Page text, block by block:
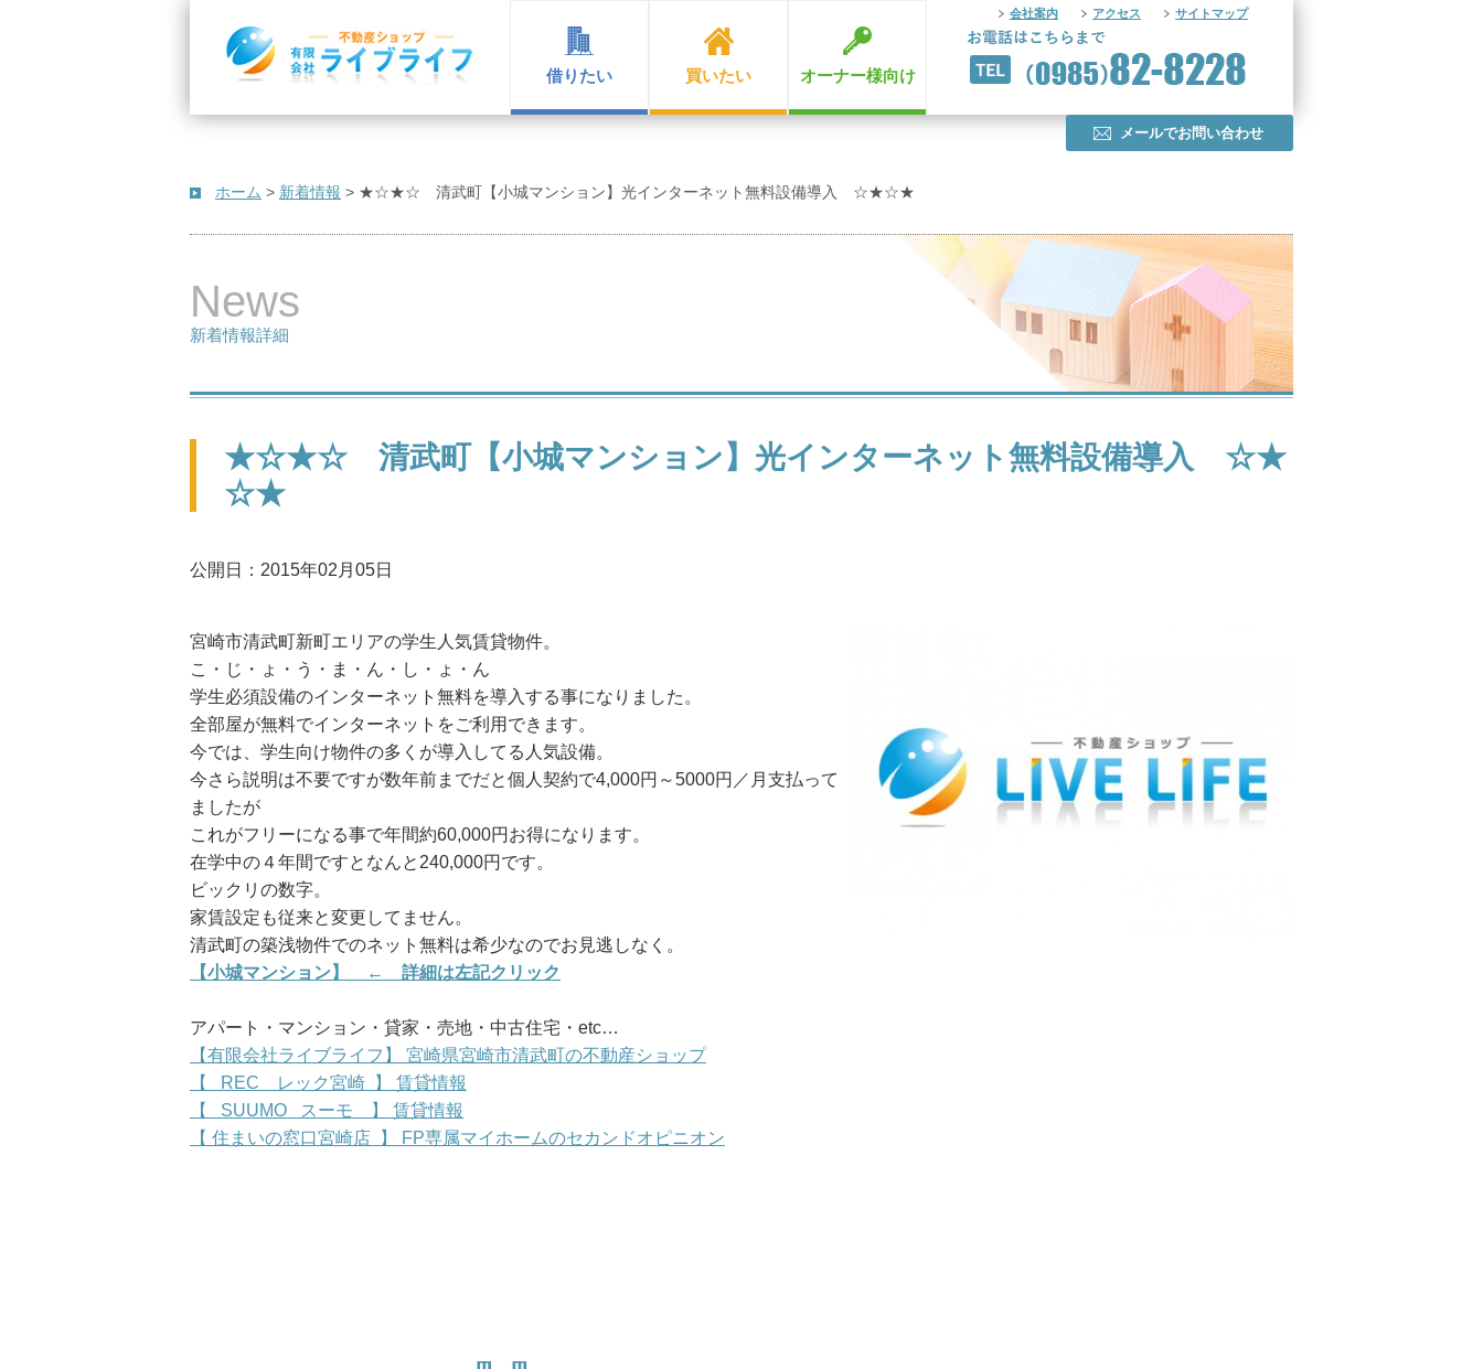
借りたい 買いたい オーナー様向け
会社案内 アクセス サイトマップ
メールでお問い合わせ
ホーム > 新着情報 > ★☆★☆ 清武町【小城マンション】光インターネット無料設備導入 ☆★☆★
News
新着情報詳細
★☆★☆ 清武町【小城マンション】光インターネット無料設備導入 ☆★
☆★
公開日：2015年02月05日
宮崎市清武町新町エリアの学生人気賃貸物件。
こ・じ・ょ・う・ま・ん・し・ょ・ん
学生必須設備のインターネット無料を導入する事になりました。
全部屋が無料でインターネットをご利用できます。
今では、学生向け物件の多くが導入してる人気設備。
今さら説明は不要ですが数年前までだと個人契約で4,000円～5000円／月支払って
ましたが
これがフリーになる事で年間約60,000円お得になります。
在学中の４年間ですとなんと240,000円です。
ビックリの数字。
家賃設定も従来と変更してません。
清武町の築浅物件でのネット無料は希少なのでお見逃しなく。
【小城マンション】 ← 詳細は左記クリック
アパート・マンション・貸家・売地・中古住宅・etc…
【有限会社ライブライフ】 宮崎県宮崎市清武町の不動産ショップ
【 REC レック宮崎 】 賃貸情報
【 SUUMO スーモ 】 賃貸情報
【 住まいの窓口宮崎店 】 FP専属マイホームのセカンドオピニオン